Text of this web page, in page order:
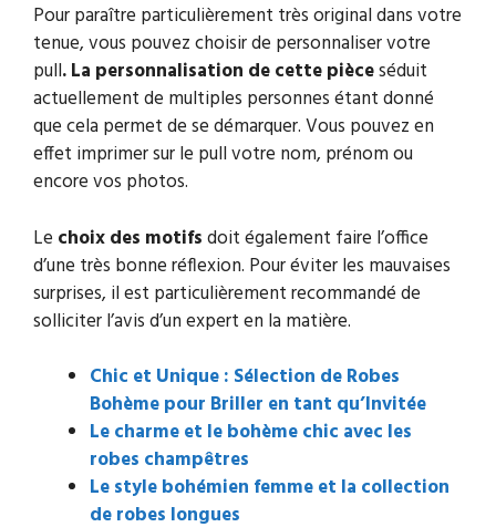
Pour paraître particulièrement très original dans votre
tenue, vous pouvez choisir de personnaliser votre
pull. La personnalisation de cette pièceséduit
actuellement de multiples personnes étant donné
que cela permet de se démarquer. Vous pouvez en
effet imprimer sur le pull votre nom, prénom ou
encore vos photos.
Le choix des motifsdoit également faire l’office
d’une très bonne réflexion. Pour éviter les mauvaises
surprises, il est particulièrement recommandé de
solliciter l’avis d’un expert en la matière.
Chic et Unique : Sélection de Robes
Bohème pour Briller en tant qu’Invitée
Le charme et le bohème chic avec les
robes champêtres
Le style bohémien femme et la collection
de robes longues